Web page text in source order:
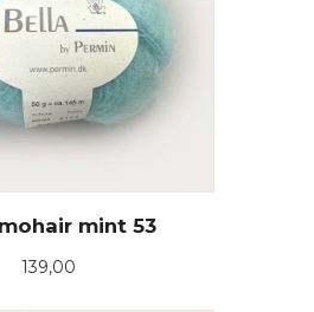
mint 53
Pris
139,00